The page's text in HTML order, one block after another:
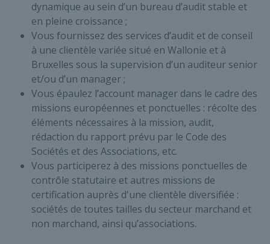
dynamique au sein d’un bureau d’audit stable et
en pleine croissance ;
Vous fournissez des services d’audit et de conseil
à une clientèle variée situé en Wallonie et à
Bruxelles sous la supervision d’un auditeur senior
et/ou d’un manager ;
Vous épaulez l’account manager dans le cadre des
missions européennes et ponctuelles : récolte des
éléments nécessaires à la mission, audit,
rédaction du rapport prévu par le Code des
Sociétés et des Associations, etc.
Vous participerez à des missions ponctuelles de
contrôle statutaire et autres missions de
certification auprès d'une clientèle diversifiée :
sociétés de toutes tailles du secteur marchand et
non marchand, ainsi qu’associations.